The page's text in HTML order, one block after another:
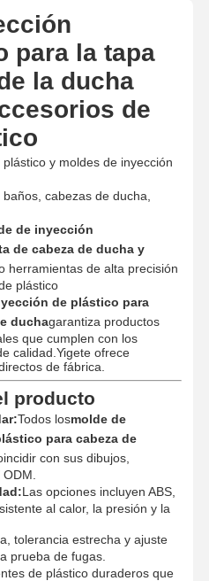
para la tapa
la ducha
de
y moldes de inyección
cabezas de ducha,
de inyección
de cabeza de ducha y
herramientas de alta precisión
plástico
de plástico para
duchagarantiza productos
que cumplen con los
calidad.Yigete ofrece
de fábrica.
producto
Todos losmolde de
para cabeza de
con sus dibujos,
Las opciones incluyen ABS,
al calor, la presión y la
tolerancia estrecha y ajuste
prueba de fugas.
de plástico duraderos que